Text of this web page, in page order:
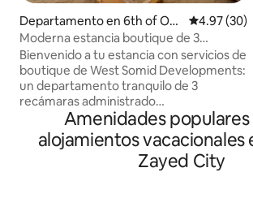
Departamento en 6th of Oct
ober City
4.97 (30)
Moderna estancia boutique de 3
recámaras cerca de Mall of Arabia /7
Bienvenido a tu estancia con servicios de
boutique de West Somid Developments:
un departamento tranquilo de 3
recámaras administrado
profesionalmente y diseñado para
familias, profesionales y estancias más
largas en 6 October. Disfruta de Wi-Fi
5G, Smart TV, asientos en el balcón,
Amenidades populares
alojamientos vacacionales
Zayed City